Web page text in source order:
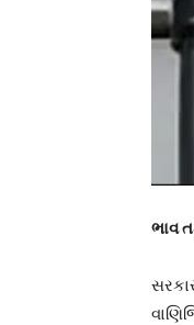
ભાવ